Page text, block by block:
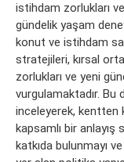
istihdam zorlukları
gündelik yaşam
konut ve istihdam
stratejileri, kırsal
zorlukları ve yeni
vurgulamaktadır.
inceleyerek, kentten
kapsamlı bir anlayış
katkıda bulunmayı